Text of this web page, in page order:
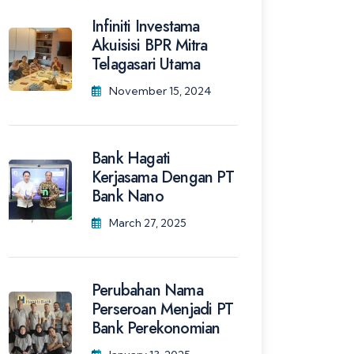
Infiniti Investama
Akuisisi BPR Mitra
Telagasari Utama
November 15, 2024
Bank Hagati
Kerjasama Dengan PT
Bank Nano
March 27, 2025
Perubahan Nama
Perseroan Menjadi PT
Bank Perekonomian